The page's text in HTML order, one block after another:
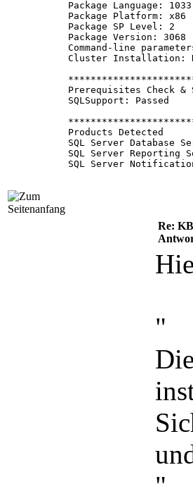
Package Language: 1033
Package Platform: x86
Package SP Level: 2
Package Version: 3068
Command-line
Cluster Installation:
Prerequisites Check &
SQLSupport: Passed
Products Detected				 Language  Level  Patch Level	 Platform  Edition
SQL Server Database Services 2005
SQL Server Reporting Services 2005
SQL Server Notification Services 2005
Processes Locking
Product Version
Product Version
Error Description	   : Die Windows Installer MSP-Datei konnte nicht installiert werden
Re:
"
"